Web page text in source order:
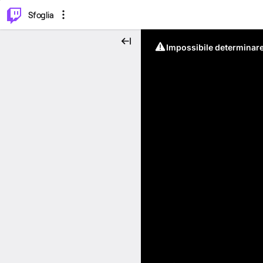
Sfoglia
Impossibile